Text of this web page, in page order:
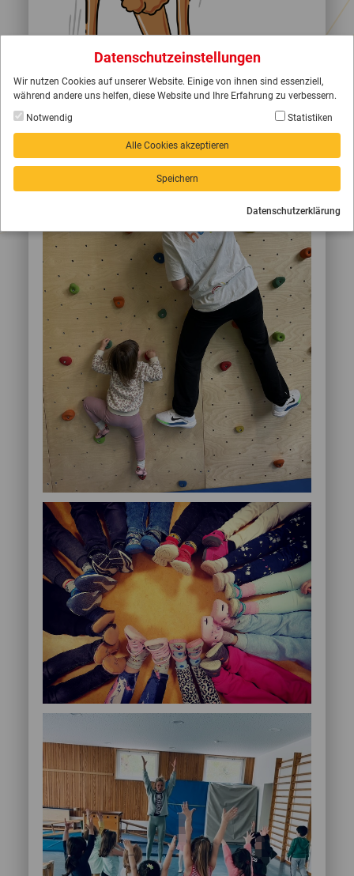
Datenschutzeinstellungen
Wir nutzen Cookies auf unserer Website. Einige von ihnen sind essenziell,
während andere uns helfen, diese Website und Ihre Erfahrung zu verbessern.
Notwendig
Statistiken
Alle Cookies akzeptieren
Speichern
Datenschutzerklärung